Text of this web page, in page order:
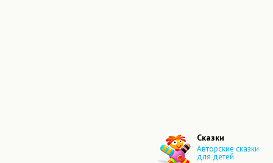
Сказки
Авторские сказки
для детей